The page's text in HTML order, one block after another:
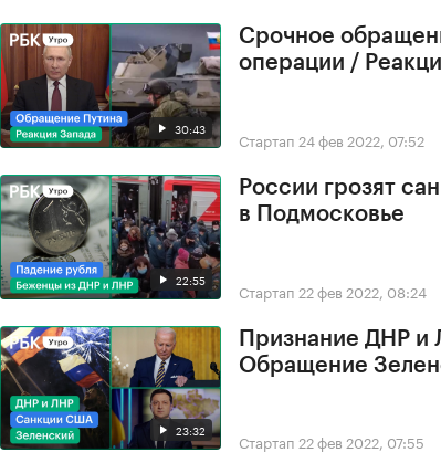
30:43
Срочное
операции /
Стартап 24 фев 2022, 07:52
22:55
России грозят
в Подмосковье
Стартап 22 фев 2022, 08:24
23:32
Признание ДНР
Обращение
Стартап 22 фев 2022, 07:55